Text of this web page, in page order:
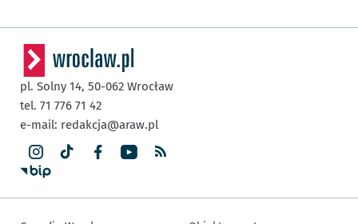
pl. Solny 14, 50-062 Wrocław
tel. 71 776 71 42
e-mail: redakcja@araw.pl